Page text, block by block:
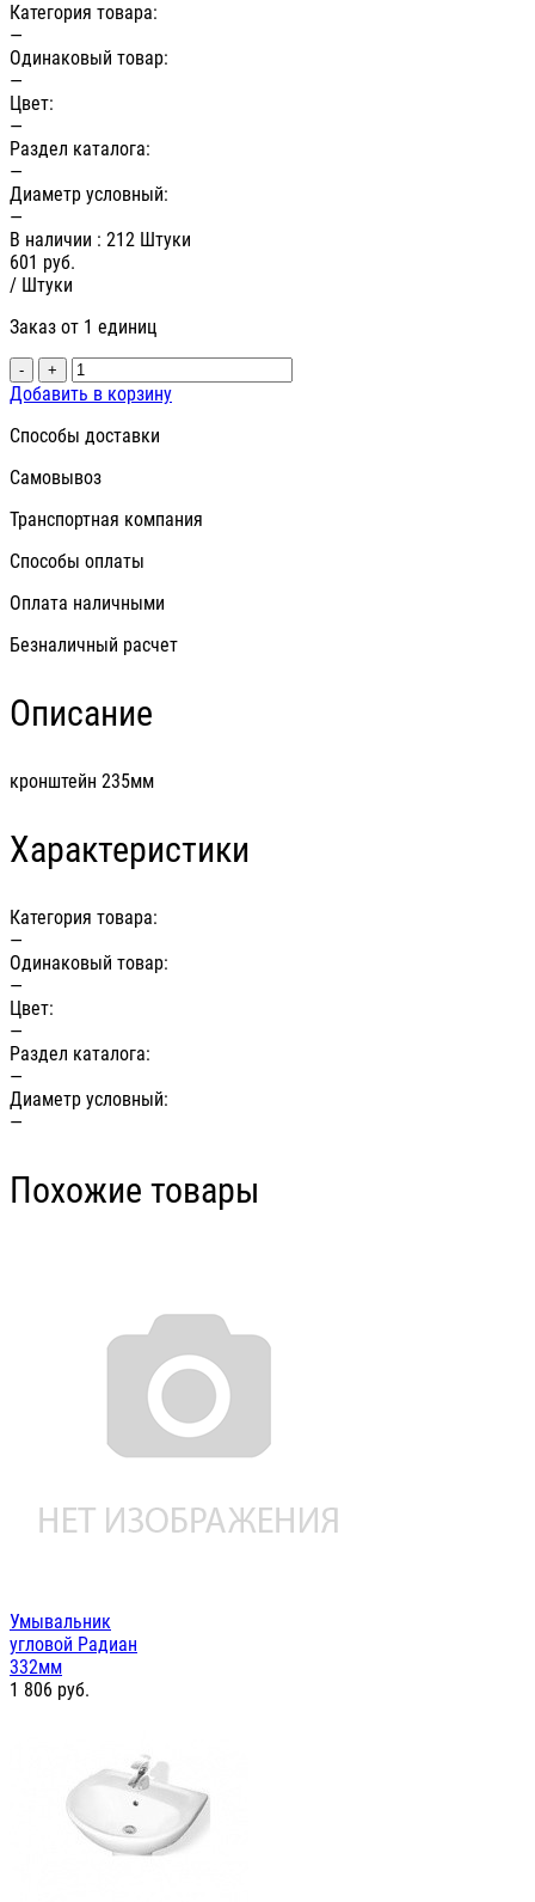
Категория товара:
—
Одинаковый товар:
—
Цвет:
—
Раздел каталога:
—
Диаметр условный:
—
В наличии : 212 Штуки
601 руб.
/ Штуки
Заказ от 1 единиц
- +
Добавить в корзину
Способы доставки
Самовывоз
Транспортная компания
Способы оплаты
Оплата наличными
Безналичный расчет
Описание
кронштейн 235мм
Характеристики
Категория товара:
—
Одинаковый товар:
—
Цвет:
—
Раздел каталога:
—
Диаметр условный:
—
Похожие товары
Умывальник
угловой Радиан
332мм
1 806 руб.